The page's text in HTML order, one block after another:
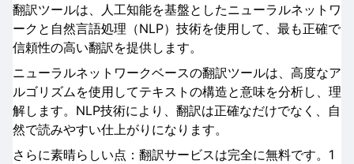
翻訳ツールは、人工知能を基盤としたニューラルネットワ
ークと自然言語処理（NLP）技術を使用して、最も正確で
信頼性の高い翻訳を提供します。
ニューラルネットワークベースの翻訳ツールは、高度なア
ルゴリズムを使用してテキストの構造と意味を分析し、理
解します。NLP技術により、翻訳は正確なだけでなく、自
然で読みやすい仕上がりになります。
さらに素晴らしい点：翻訳サービスは完全に無料です。1